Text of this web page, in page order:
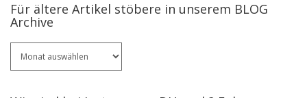
Für ältere Artikel stöbere in unserem BLOG
Archive
ältere